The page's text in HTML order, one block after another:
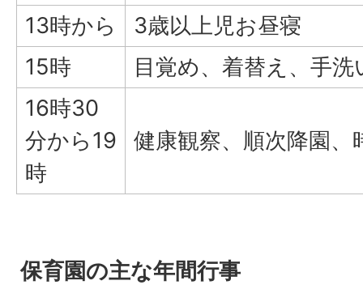
13時から
3歳以上児お昼寝
15時
目覚め、着替え、手
16時30
分から19
時
健康観察、順次降園、
保育園の主な年間行事